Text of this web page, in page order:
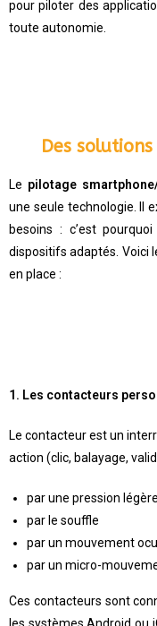
pour piloter des
toute autonomie.
Des
Le pilotage
une seule technologie. Il
besoins : c’est
dispositifs adaptés. Voici
en place :
1. Les contacteurs
Le contacteur est un
action (clic, balayage,
par une pression
par le souffle
par un mouvement
par un micro-
Ces contacteurs sont
les systèmes Android ou